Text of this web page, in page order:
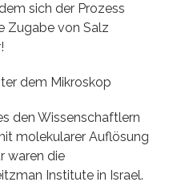
sich der Prozess
Zugabe von Salz
dem Mikroskop
den Wissenschaftlern
molekularer Auflösung
waren die
Institute in Israel.